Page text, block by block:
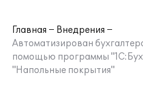
Главная
Внедрения
Автоматизирован
помощью программы
"Напольные покрытия"